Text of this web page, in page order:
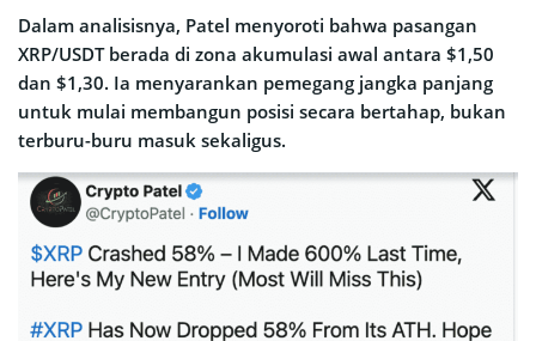
Dalam analisisnya, Patel menyoroti bahwa pasangan
XRP/USDT berada di zona akumulasi awal antara $1,50
dan $1,30. Ia menyarankan pemegang jangka panjang
untuk mulai membangun posisi secara bertahap, bukan
terburu-buru masuk sekaligus.